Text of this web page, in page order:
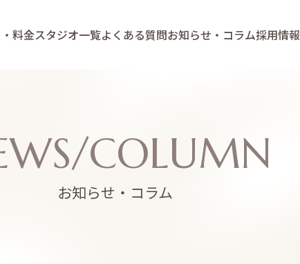
料金スタジオ一覧よくある質問お知らせ・コラム採用情報
COLUMN
お知らせ・コラム